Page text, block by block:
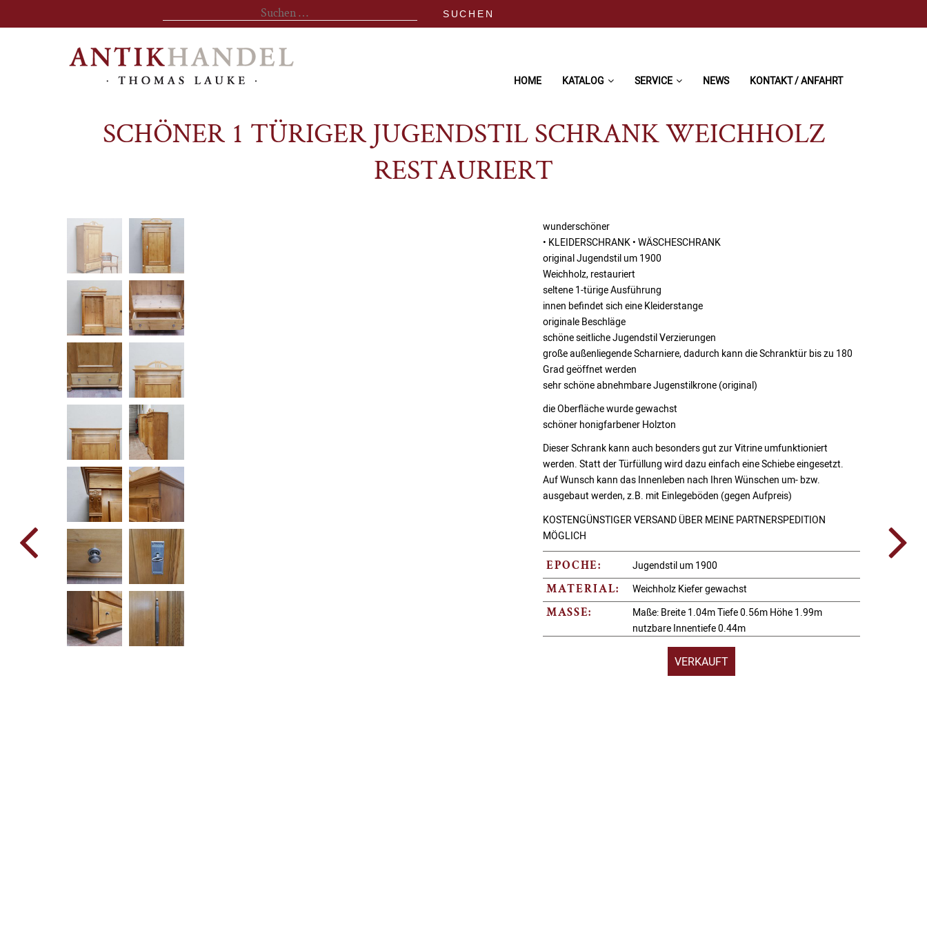
HOME KATALOG SERVICE NEWS KONTAKT / ANFAHRT
SCHÖNER 1 TÜRIGER JUGENDSTIL SCHRANK WEICHHOLZ
RESTAURIERT
wunderschöner
• KLEIDERSCHRANK • WÄSCHESCHRANK
original Jugendstil um 1900
Weichholz, restauriert
seltene 1-türige Ausführung
innen befindet sich eine Kleiderstange
originale Beschläge
schöne seitliche Jugendstil Verzierungen
große außenliegende Scharniere, dadurch kann die Schranktür bis zu 180
Grad geöffnet werden
sehr schöne abnehmbare Jugenstilkrone (original)
die Oberfläche wurde gewachst
schöner honigfarbener Holzton
Dieser Schrank kann auch besonders gut zur Vitrine umfunktioniert
werden. Statt der Türfüllung wird dazu einfach eine Schiebe eingesetzt.
Auf Wunsch kann das Innenleben nach Ihren Wünschen um- bzw.
ausgebaut werden, z.B. mit Einlegeböden (gegen Aufpreis)
KOSTENGÜNSTIGER VERSAND ÜBER MEINE PARTNERSPEDITION
MÖGLICH
EPOCHE: Jugendstil um 1900
MATERIAL: Weichholz Kiefer gewachst
MASSE:
Maße: Breite 1.04m Tiefe 0.56m Höhe 1.99m
nutzbare Innentiefe 0.44m
VERKAUFT